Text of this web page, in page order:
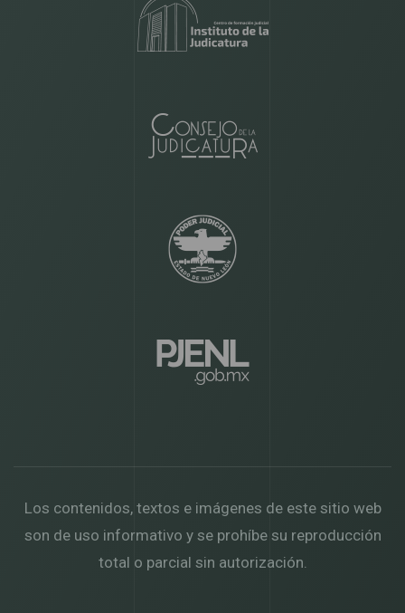
Los contenidos, textos e imágenes de este sitio web
son de uso informativo y se prohíbe su reproducción
total o parcial sin autorización.